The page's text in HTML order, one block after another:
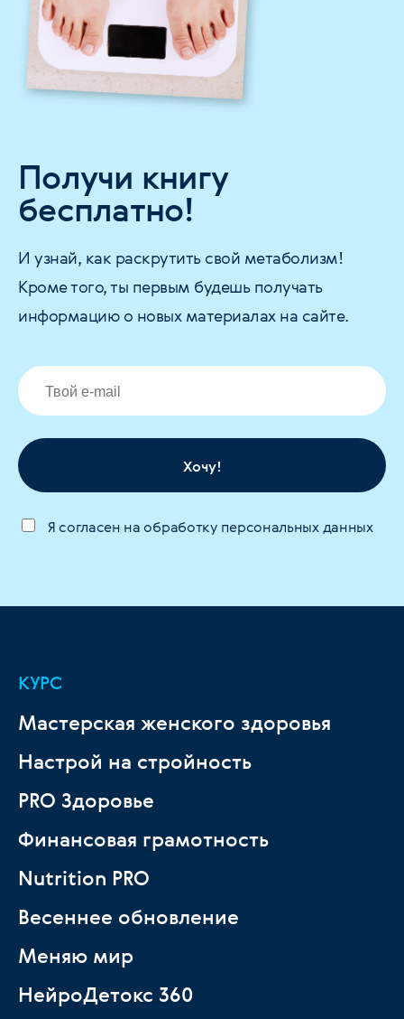
Получи книгу
бесплатно!
И узнай, как раскрутить свой метаболизм!
Кроме того, ты первым будешь получать
информацию о новых материалах на сайте.
Хочу!
Я согласен на обработку персональных данных
КУРС
Мастерская женского здоровья
Настрой на стройность
PRO Здоровье
Финансовая грамотность
Nutrition PRO
Весеннее обновление
Меняю мир
НейроДетокс 360